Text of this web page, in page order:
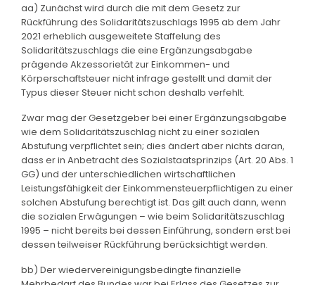
aa) Zunächst wird durch die mit dem Gesetz zur
Rückführung des Solidaritätszuschlags 1995 ab dem Jahr
2021 erheblich ausgeweitete Staffelung des
Solidaritätszuschlags die eine Ergänzungsabgabe
prägende Akzessorietät zur Einkommen- und
Körperschaftsteuer nicht infrage gestellt und damit der
Typus dieser Steuer nicht schon deshalb verfehlt.
Zwar mag der Gesetzgeber bei einer Ergänzungsabgabe
wie dem Solidaritätszuschlag nicht zu einer sozialen
Abstufung verpflichtet sein; dies ändert aber nichts daran,
dass er in Anbetracht des Sozialstaatsprinzips (Art. 20 Abs. 1
GG) und der unterschiedlichen wirtschaftlichen
Leistungsfähigkeit der Einkommensteuerpflichtigen zu einer
solchen Abstufung berechtigt ist. Das gilt auch dann, wenn
die sozialen Erwägungen – wie beim Solidaritätszuschlag
1995 – nicht bereits bei dessen Einführung, sondern erst bei
dessen teilweiser Rückführung berücksichtigt werden.
bb) Der wiedervereinigungsbedingte finanzielle